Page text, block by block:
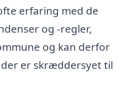
erfaring med de
og -regler,
og kan derfor
er skræddersyet til